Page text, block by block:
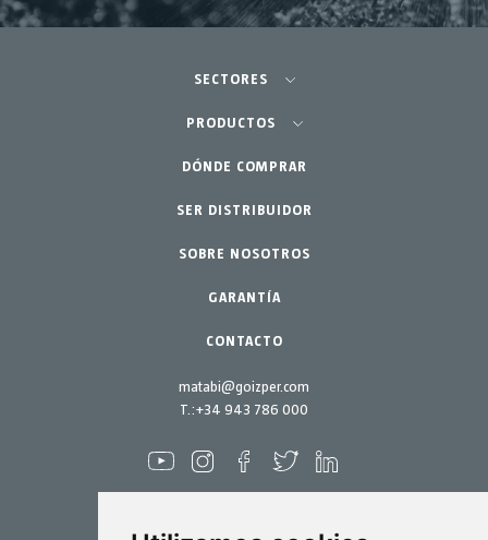
matabi@goizper.com
T.:+34 943 786 000
SECTORES
Agricultura-Huerta
Huerto urbano-GreenCity
Jardinería profesional
Jardín-Hogar
PRODUCTOS
Pulverizadores
Accesorios
Repuestos
Kits mantenimiento
DÓNDE COMPRAR
SER DISTRIBUIDOR
SOBRE NOSOTROS
GARANTÍA
CONTACTO